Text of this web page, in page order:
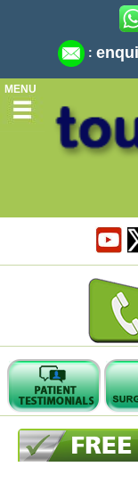
:
MENU